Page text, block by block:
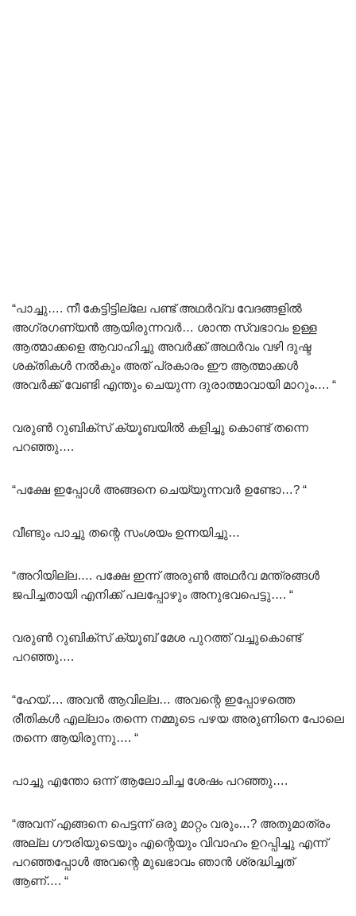
“പാച്ചു…. നീ കേട്ടിട്ടില്ലേ പണ്ട് അഥർവ്വ വേദങ്ങളിൽ
അഗ്രഗണ്യൻ ആയിരുന്നവർ… ശാന്ത സ്വഭാവം ഉള്ള
ആത്മാക്കളെ ആവാഹിച്ചു അവർക്ക് അഥർവം വഴി ദുഷ്ട
ശക്തികൾ നൽകും അത് പ്രകാരം ഈ ആത്മാക്കൾ
അവർക്ക് വേണ്ടി എന്തും ചെയുന്ന ദുരാത്മാവായി മാറും…. “
വരുൺ റുബിക്സ് ക്യൂബയിൽ കളിച്ചു കൊണ്ട് തന്നെ
പറഞ്ഞു….
“പക്ഷേ ഇപ്പോൾ അങ്ങനെ ചെയ്യുന്നവർ ഉണ്ടോ…? “
വീണ്ടും പാച്ചു തന്റെ സംശയം ഉന്നയിച്ചു…
“അറിയില്ല…. പക്ഷേ ഇന്ന് അരുൺ അഥർവ മന്ത്രങ്ങൾ
ജപിച്ചതായി എനിക്ക് പലപ്പോഴും അനുഭവപെട്ടു…. “
വരുൺ റുബിക്സ് ക്യൂബ് മേശ പുറത്ത് വച്ചുകൊണ്ട്
പറഞ്ഞു….
“ഹേയ്…. അവൻ ആവില്ല… അവന്റെ ഇപ്പോഴത്തെ
രീതികൾ എല്ലാം തന്നെ നമ്മുടെ പഴയ അരുണിനെ പോലെ
തന്നെ ആയിരുന്നു…. “
പാച്ചു എന്തോ ഒന്ന് ആലോചിച്ച ശേഷം പറഞ്ഞു….
“അവന് എങ്ങനെ പെട്ടന്ന് ഒരു മാറ്റം വരും…? അതുമാത്രം
അല്ല ഗൗരിയുടെയും എന്റെയും വിവാഹം ഉറപ്പിച്ചു എന്ന്‌
പറഞ്ഞപ്പോൾ അവന്റെ മുഖഭാവം ഞാൻ ശ്രദ്ധിച്ചത്
ആണ്…. “